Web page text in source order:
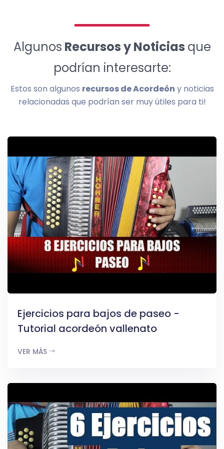
Algunos Recursos y Noticias que
podrían interesarte:
Estos son algunos recursos de Acordeón y noticias
relacionadas que podrían ser muy útiles para ti!
Ejercicios para bajos de paseo -
Tutorial acordeón vallenato
VER MÁS